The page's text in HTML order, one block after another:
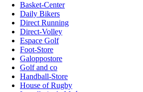
Basket-Center
Daily Bikers
Direct Running
Direct-Volley
Espace Golf
Foot-Store
Galoppostore
Golf and co
Handball-Store
House of Rugby